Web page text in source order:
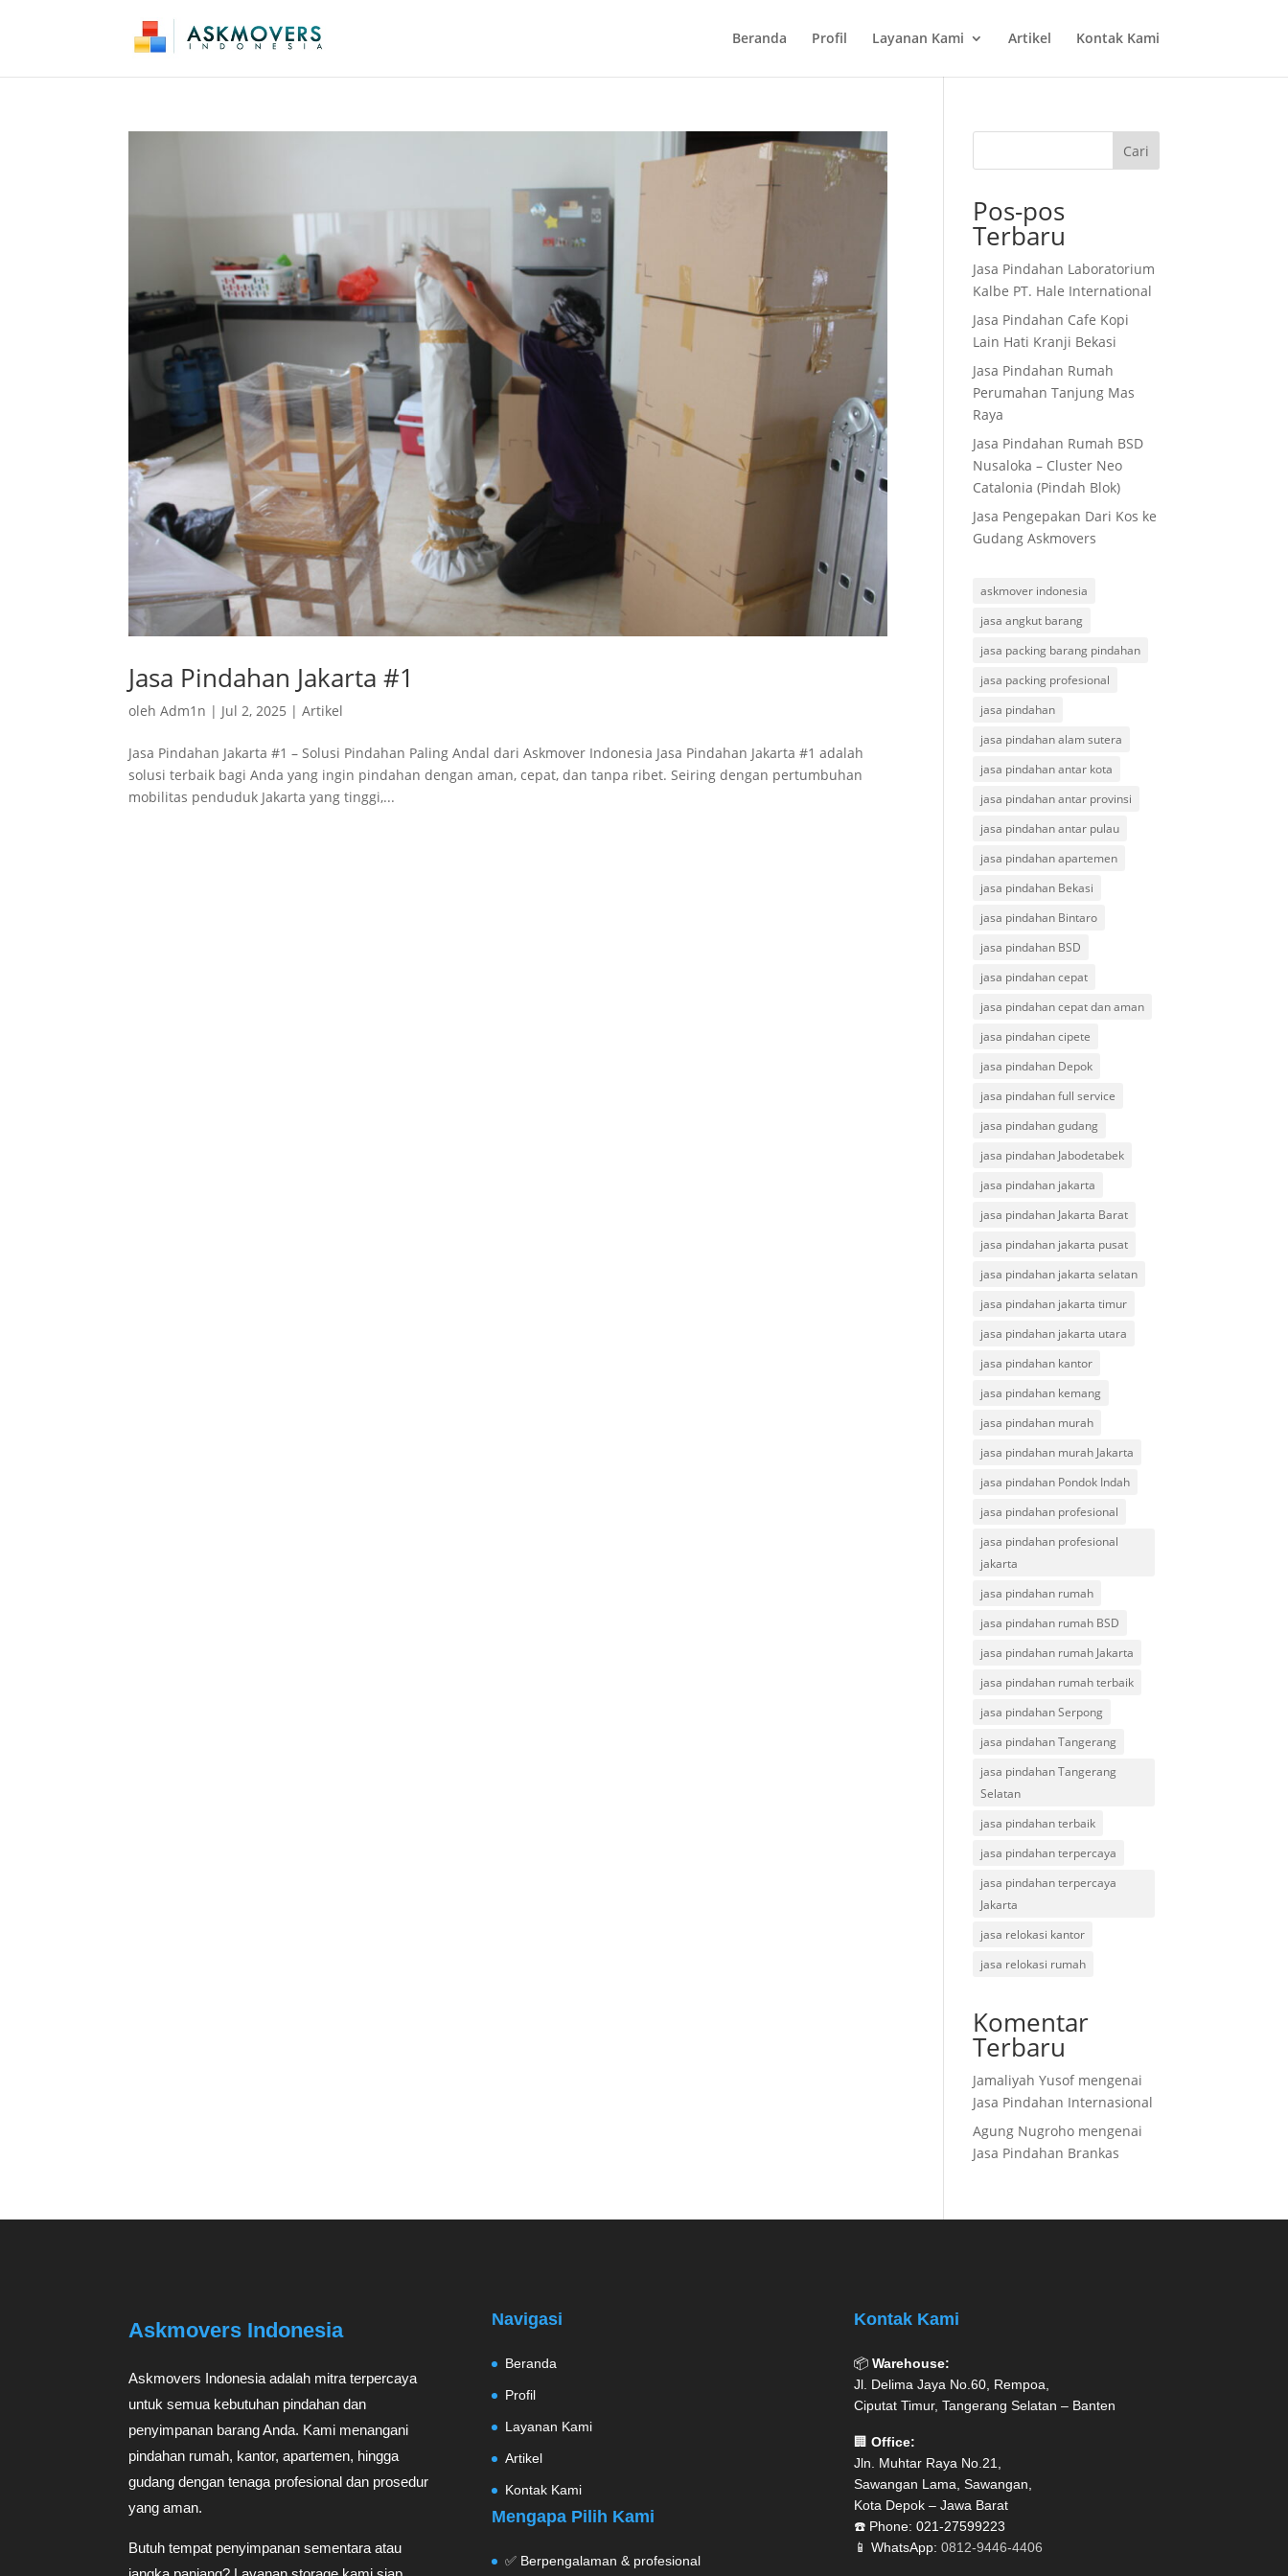
Beranda Profil Layanan Kami Artikel Kontak Kami
Jasa Pindahan Jakarta #1
olehAdm1n | Jul 2, 2025 |Artikel
Jasa Pindahan Jakarta #1 – Solusi Pindahan Paling Andal dari Askmover Indonesia Jasa Pindahan Jakarta #1 adalah
solusi terbaik bagi Anda yang ingin pindahan dengan aman, cepat, dan tanpa ribet. Seiring dengan pertumbuhan
mobilitas penduduk Jakarta yang tinggi,...
Cari
Pos-pos
Terbaru
Jasa Pindahan Laboratorium
Kalbe PT. Hale International
Jasa Pindahan Cafe Kopi
Lain Hati Kranji Bekasi
Jasa Pindahan Rumah
Perumahan Tanjung Mas
Raya
Jasa Pindahan Rumah BSD
Nusaloka – Cluster Neo
Catalonia (Pindah Blok)
Jasa Pengepakan Dari Kos ke
Gudang Askmovers
askmover indonesia
jasa angkut barang
jasa packing barang pindahan
jasa packing profesional
jasa pindahan
jasa pindahan alam sutera
jasa pindahan antar kota
jasa pindahan antar provinsi
jasa pindahan antar pulau
jasa pindahan apartemen
jasa pindahan Bekasi
jasa pindahan Bintaro
jasa pindahan BSD
jasa pindahan cepat
jasa pindahan cepat dan aman
jasa pindahan cipete
jasa pindahan Depok
jasa pindahan full service
jasa pindahan gudang
jasa pindahan Jabodetabek
jasa pindahan jakarta
jasa pindahan Jakarta Barat
jasa pindahan jakarta pusat
jasa pindahan jakarta selatan
jasa pindahan jakarta timur
jasa pindahan jakarta utara
jasa pindahan kantor
jasa pindahan kemang
jasa pindahan murah
jasa pindahan murah Jakarta
jasa pindahan Pondok Indah
jasa pindahan profesional
jasa pindahan profesional
jakarta
jasa pindahan rumah
jasa pindahan rumah BSD
jasa pindahan rumah Jakarta
jasa pindahan rumah terbaik
jasa pindahan Serpong
jasa pindahan Tangerang
jasa pindahan Tangerang
Selatan
jasa pindahan terbaik
jasa pindahan terpercaya
jasa pindahan terpercaya
Jakarta
jasa relokasi kantor
jasa relokasi rumah
Komentar
Terbaru
Jamaliyah Yusofmengenai
Jasa Pindahan Internasional
Agung Nugroho mengenai
Jasa Pindahan Brankas
Askmovers Indonesia
Askmovers Indonesia adalah mitra terpercaya
untuk semua kebutuhan pindahan dan
penyimpanan barang Anda. Kami menangani
pindahan rumah, kantor, apartemen, hingga
gudang dengan tenaga profesional dan prosedur
yang aman.
Butuh tempat penyimpanan sementara atau
Navigasi
Beranda
Profil
Layanan Kami
Artikel
Kontak Kami
Mengapa Pilih Kami
✅ Berpengalaman & profesional
Kontak Kami
📦 Warehouse:
Jl. Delima Jaya No.60, Rempoa,
Ciputat Timur, Tangerang Selatan – Banten
🏢 Office:
Jln. Muhtar Raya No.21,
Sawangan Lama, Sawangan,
Kota Depok – Jawa Barat
☎️ Phone: 021-27599223
📱 WhatsApp: 0812-9446-4406